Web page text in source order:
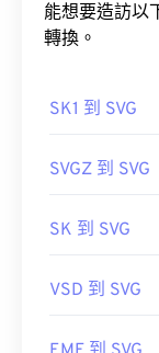
能想要造訪以
轉換。
SK1 到 SVG
SVGZ 到 SVG
SK 到 SVG
VSD 到 SVG